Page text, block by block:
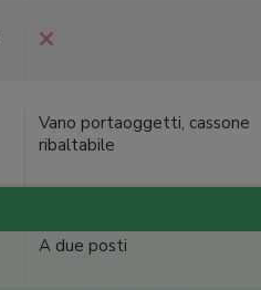
Vano portaoggetti, cassone
ribaltabile
A due posti